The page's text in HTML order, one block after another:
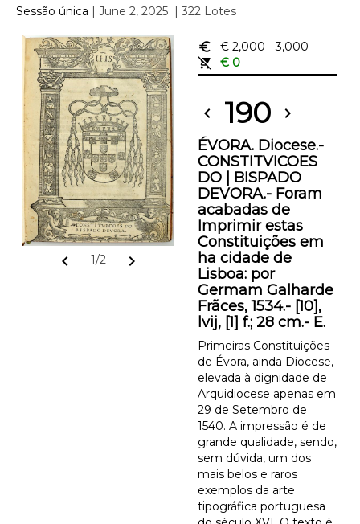
Sessão única | June 2, 2025 | 322 Lotes
chevron_left 1/2 chevron_right
euro_symbol € 2,000 - 3,000
remove_shopping_cart
€ 0
chevron_left 190 chevron_right
ÉVORA. Diocese.-
CONSTITVICOES
DO | BISPADO
DEVORA.- Foram
acabadas de
Imprimir estas
Constituições em
ha cidade de
Lisboa: por
Germam Galharde
Frãces, 1534.- [10],
lvij, [1] f.; 28 cm.- E.
Primeiras Constituições
de Évora, ainda Diocese,
elevada à dignidade de
Arquidiocese apenas em
29 de Setembro de
1540. A impressão é de
grande qualidade, sendo,
sem dúvida, um dos
mais belos e raros
exemplos da arte
tipográfica portuguesa